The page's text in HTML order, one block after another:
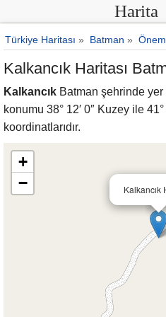
Harita
Türkiye Haritası » Batman »
Kalkancık Haritası
Kalkancık Batman şehrinde yer
konumu 38° 12′ 0″ Kuzey ile
koordinatlarıdır.
Kalkancık
+
−